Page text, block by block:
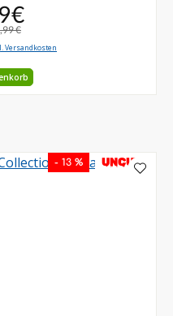
€
€
Versandkosten
- 13 % UNCUT